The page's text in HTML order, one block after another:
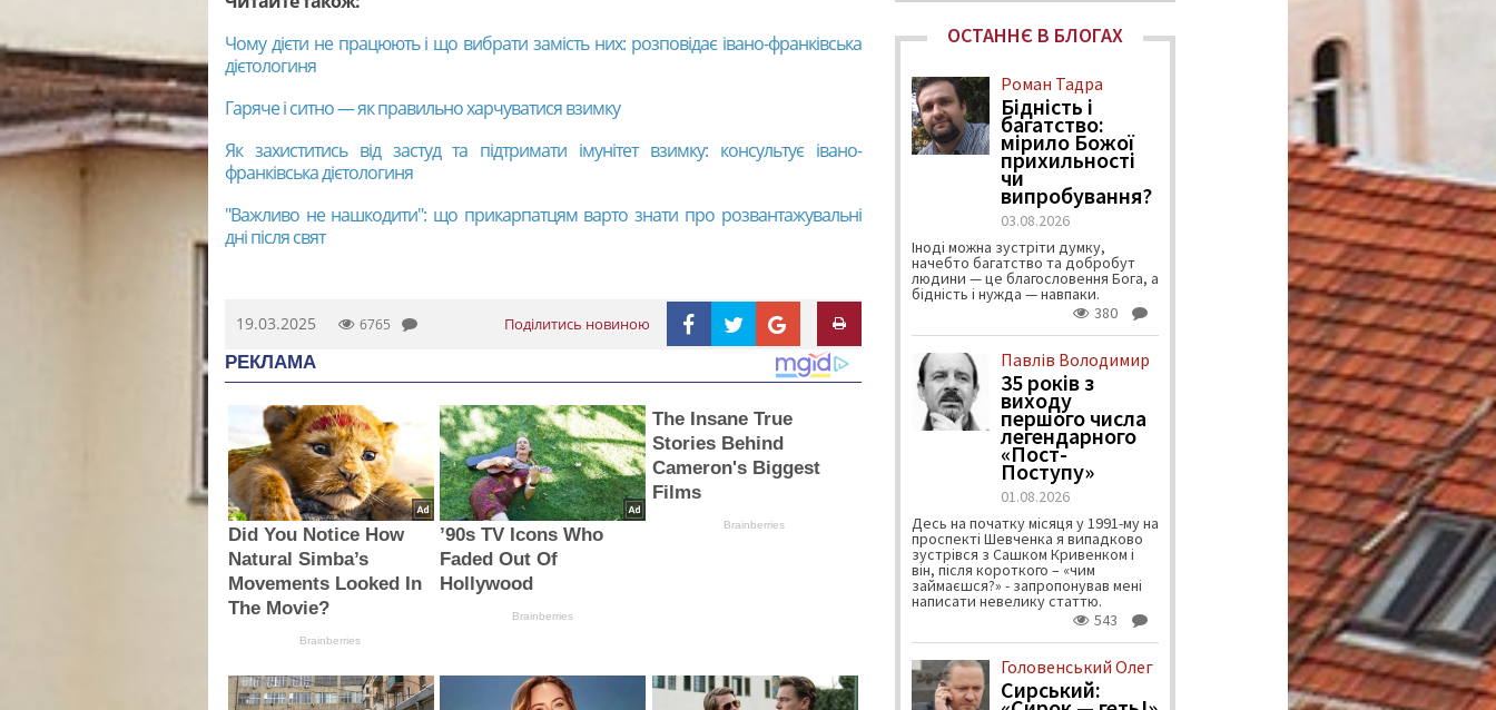
Чому дієти не працюють і що вибрати замість них: розповідає івано-франківська
дієтологиня
Гаряче і ситно — як правильно харчуватися взимку
Як захиститись від застуд та підтримати імунітет взимку: консультує івано-
франківська дієтологиня
"Важливо не нашкодити": що прикарпатцям варто знати про розвантажувальні
дні після свят
19.03.2025 6765 Поділитись новиною
РЕКЛАМА
Did You Notice How
Natural Simba’s
Movements Looked In
The Movie?
Brainberries
’90s TV Icons Who
Faded Out Of
Hollywood
Brainberries
The Insane True
Stories Behind
Cameron's Biggest
Films
Brainberries
ОСТАННЄ В БЛОГАХ
Роман Тадра
Бідність і
багатство:
мірило Божої
прихильності
чи
випробування?
03.08.2026
Іноді можна зустріти думку,
начебто багатство та добробут
людини — це благословення Бога, а
бідність і нужда — навпаки.
380
Павлів Володимир
35 років з
виходу
першого числа
легендарного
«Пост-
Поступу»
01.08.2026
Десь на початку місяця у 1991-му на
проспекті Шевченка я випадково
зустрівся з Сашком Кривенком і
він, після короткого – «чим
займаєшся?» - запропонував мені
написати невелику статтю.
543
Головенський Олег
Сирський: